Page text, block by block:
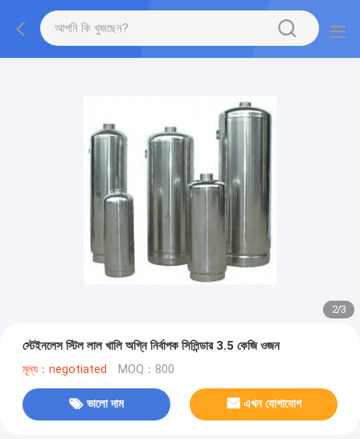
2/3
স্টেইনলেস স্টিল লাল খালি অগ্নি নির্বাপক সিলিন্ডার 3.5 কেজি ওজন
মূল্য：negotiated MOQ：800
ভালো দাম এখন যোগাযোগ